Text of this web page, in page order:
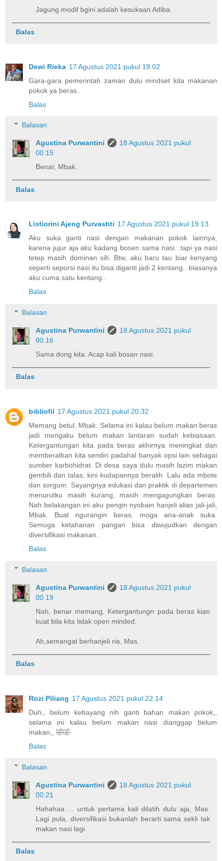
Jagung modif bgini adalah kesukaan Adiba.
Balas
Dewi Rieka 17 Agustus 2021 pukul 19.02
Gara-gara pemerintah zaman dulu mindset kita makanan
pokok ya beras..
Balas
Balasan
Agustina Purwantini
18 Agustus 2021 pukul
00.15
Benar, Mbak.
Balas
Listiorini Ajeng Purvashti 17 Agustus 2021 pukul 19.13
Aku suka ganti nasi dengan makanan pokok lainnya,
karena jujur aja aku kadang bosen sama nasi.. tapi ya nasi
tetep masih dominan sih. Btw, aku baru tau biar kenyang
seperti seporsi nasi itu bisa diganti jadi 2 kentang.. biasanya
aku cuma satu kentang..
Balas
Balasan
Agustina Purwantini
18 Agustus 2021 pukul
00.16
Sama dong kita. Acap kali bosan nasi.
Balas
bibliofil 17 Agustus 2021 pukul 20.32
Memang betul, Mbak. Selama ini kalau belum makan beras
jadi mengaku belum makan lantaran sudah kebiasaan.
Ketergantungan kita pada beras akhirnya meningkat dan
memberatkan kita sendiri padahal banyak opsi lain sebagai
sumber karbohidrat. Di desa saya dulu masih lazim makan
gembili dan talas, kini kudapannya beralih. Lalu ada mbote
dan sorgum. Sayangnya edukasi dan praktik di departemen
menurutku masih kurang, masih mengagungkan beras.
Nah belakangan ini aku pengin nyobain hanjeli alias jali-jali,
Mbak. Buat ngurangin beras, moga ana-anak suka.
Semoga ketahanan pangan bisa diwujudkan dengan
diversifikasi makanan.
Balas
Balasan
Agustina Purwantini
18 Agustus 2021 pukul
00.19
Nah, benar memang. Ketergantungn pada beras kian
kuat bila kita tidak open minded.
Ah,semangat berhanjeli ria, Mas.
Balas
Rozi Piliang 17 Agustus 2021 pukul 22.14
Duh,, belum kebayang nih ganti bahan makan pokok,,
selama ini kalau belum makan nasi dianggap belum
makan,, 🤣🤣
Balas
Balasan
Agustina Purwantini
18 Agustus 2021 pukul
00.21
Hahahaa ... untuk pertama kali dilatih dulu aja, Mas.
Lagi pula, diversifikasi bukanlah berarti sama sekli tak
makan nasi lagi.
Balas